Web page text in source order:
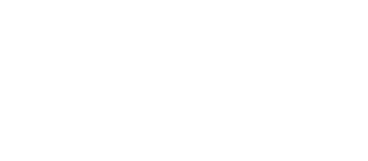
sécurité.
besoin.